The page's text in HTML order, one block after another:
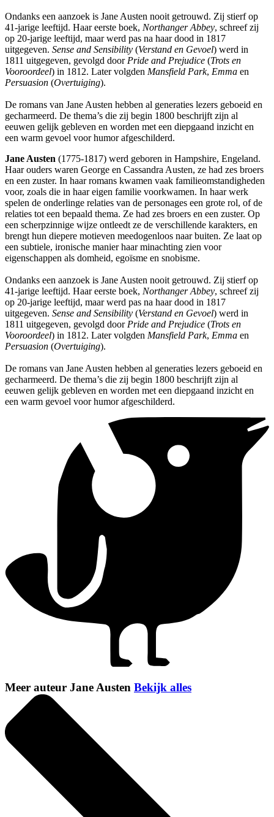
Ondanks een aanzoek is Jane Austen nooit getrouwd. Zij stierf op
41-jarige leeftijd. Haar eerste boek, Northanger Abbey, schreef zij
op 20-jarige leeftijd, maar werd pas na haar dood in 1817
uitgegeven. Sense and Sensibility (Verstand en Gevoel) werd in
1811 uitgegeven, gevolgd door Pride and Prejudice (Trots en
Vooroordeel) in 1812. Later volgden Mansfield Park, Emma en
Persuasion (Overtuiging).
De romans van Jane Austen hebben al generaties lezers geboeid en
gecharmeerd. De thema’s die zij begin 1800 beschrijft zijn al
eeuwen gelijk gebleven en worden met een diepgaand inzicht en
een warm gevoel voor humor afgeschilderd.
Jane Austen (1775-1817) werd geboren in Hampshire, Engeland.
Haar ouders waren George en Cassandra Austen, ze had zes broers
en een zuster. In haar romans kwamen vaak familieomstandigheden
voor, zoals die in haar eigen familie voorkwamen. In haar werk
spelen de onderlinge relaties van de personages een grote rol, of de
relaties tot een bepaald thema. Ze had zes broers en een zuster. Op
een scherpzinnige wijze ontleedt ze de verschillende karakters, en
brengt hun diepere motieven meedogenloos naar buiten. Ze laat op
een subtiele, ironische manier haar minachting zien voor
eigenschappen als domheid, egoïsme en snobisme.
Ondanks een aanzoek is Jane Austen nooit getrouwd. Zij stierf op
41-jarige leeftijd. Haar eerste boek, Northanger Abbey, schreef zij
op 20-jarige leeftijd, maar werd pas na haar dood in 1817
uitgegeven. Sense and Sensibility (Verstand en Gevoel) werd in
1811 uitgegeven, gevolgd door Pride and Prejudice (Trots en
Vooroordeel) in 1812. Later volgden Mansfield Park, Emma en
Persuasion (Overtuiging).
De romans van Jane Austen hebben al generaties lezers geboeid en
gecharmeerd. De thema’s die zij begin 1800 beschrijft zijn al
eeuwen gelijk gebleven en worden met een diepgaand inzicht en
een warm gevoel voor humor afgeschilderd.
Meer auteur Jane Austen Bekijk alles